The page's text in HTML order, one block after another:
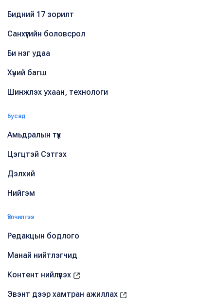
Бидний 17 зорилт
Санхүүгийн боловсрол
Би нэг удаа
Хүний багш
Шинжлэх ухаан, технологи
Бусад
Амьдралын түүх
Цэгцтэй Сэтгэх
Дэлхий
Нийгэм
Үйлчилгээ
Редакцын бодлого
Манай нийтлэгчид
Контент нийлүүлэх
Эвэнт дээр хамтран ажиллах